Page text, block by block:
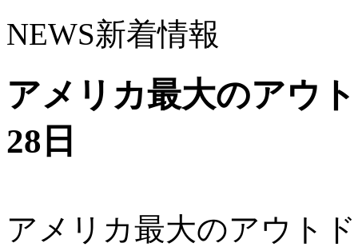
NEWS新着情報
アメリカ最大のアウ
28日
アメリカ最大のアウト